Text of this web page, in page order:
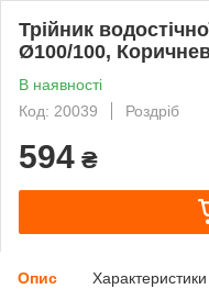
Трійник
Ø100/100,
В наявності
Код: 20039
Роздріб
594 ₴
Опис Характеристики